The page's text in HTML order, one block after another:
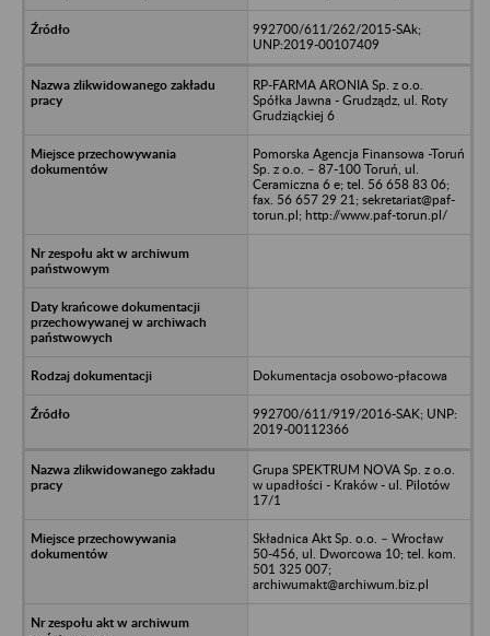
992700/611/262/2015-SAk;
UNP:2019-00107409
RP-FARMA ARONIA Sp. z o.o.
Spółka Jawna - Grudządz, ul. Roty
Grudziąckiej 6
Pomorska Agencja Finansowa -Toruń
Sp. z o.o. – 87-100 Toruń, ul.
Ceramiczna 6 e; tel. 56 658 83 06;
fax. 56 657 29 21; sekretariat@paf-
torun.pl; http://www.paf-torun.pl/
Dokumentacja osobowo-płacowa
992700/611/919/2016-SAK; UNP:
2019-00112366
Grupa SPEKTRUM NOVA Sp. z o.o.
w upadłości - Kraków - ul. Pilotów
17/1
Składnica Akt Sp. o.o. – Wrocław
50-456, ul. Dworcowa 10; tel. kom.
501 325 007;
archiwumakt@archiwum.biz.pl